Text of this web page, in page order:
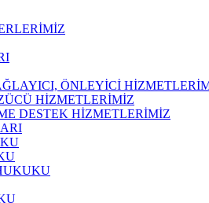
ÖNLEYİCİ
HİZMETLERİMİZ
DESTEK HİZMETLERİMİZ